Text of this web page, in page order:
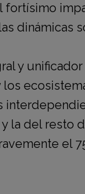
fortísimo
dinámicas
y
la del resto
el